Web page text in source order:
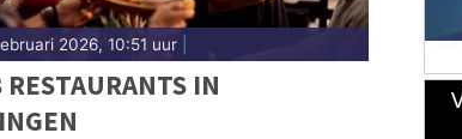
2026, 10:51 uur|
RESTAURANTS IN